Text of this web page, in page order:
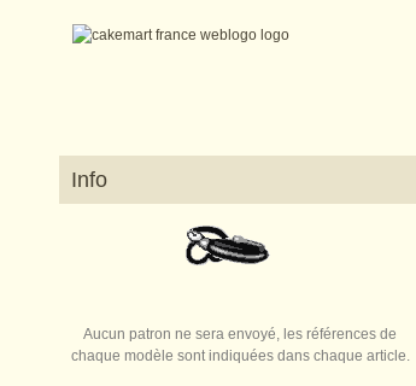
Info
Aucun patron ne sera envoyé, les références de
chaque modèle sont indiquées dans chaque article.